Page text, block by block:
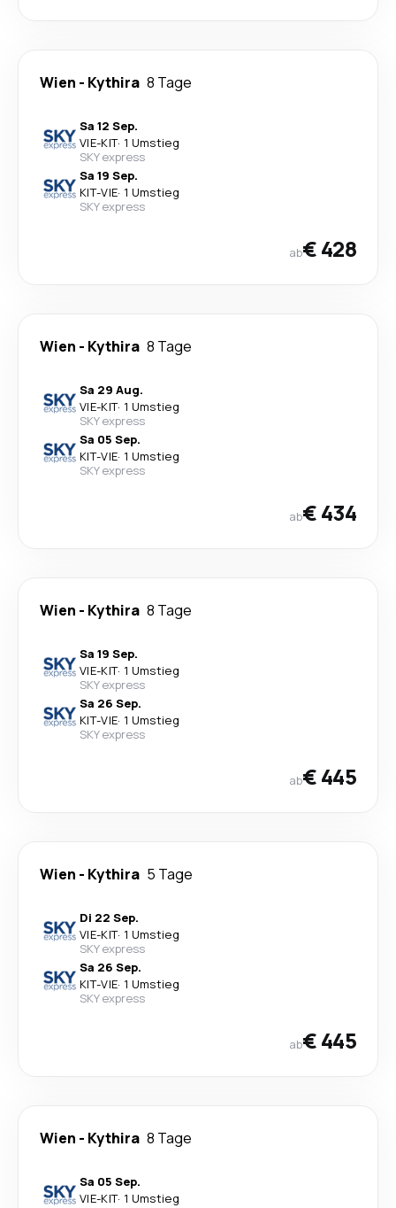
Wien - Kythira 8 Tage
Sa 12 Sep.
VIE-KIT· 1 Umstieg
SKY express
Sa 19 Sep.
KIT-VIE· 1 Umstieg
SKY express
ab€ 428
Wien - Kythira 8 Tage
Sa 29 Aug.
VIE-KIT· 1 Umstieg
SKY express
Sa 05 Sep.
KIT-VIE· 1 Umstieg
SKY express
ab€ 434
Wien - Kythira 8 Tage
Sa 19 Sep.
VIE-KIT· 1 Umstieg
SKY express
Sa 26 Sep.
KIT-VIE· 1 Umstieg
SKY express
ab€ 445
Wien - Kythira 5 Tage
Di 22 Sep.
VIE-KIT· 1 Umstieg
SKY express
Sa 26 Sep.
KIT-VIE· 1 Umstieg
SKY express
ab€ 445
Wien - Kythira 8 Tage
Sa 05 Sep.
VIE-KIT· 1 Umstieg